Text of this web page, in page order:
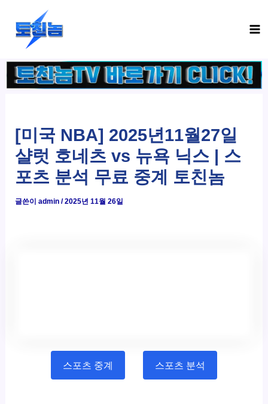
건
너
[미국 NBA] 2025년11월27일
샬럿 호네츠 vs 뉴욕 닉스 | 스
포츠 분석 무료 중계 토친놈
글쓴이admin/2025년 11월 26일
스포츠 중계 스포츠 분석